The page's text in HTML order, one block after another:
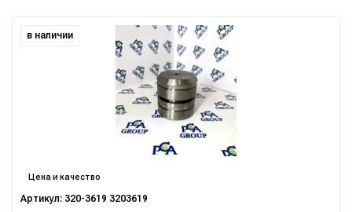
в наличии
Цена и качество
Артикул: 320-3619 3203619